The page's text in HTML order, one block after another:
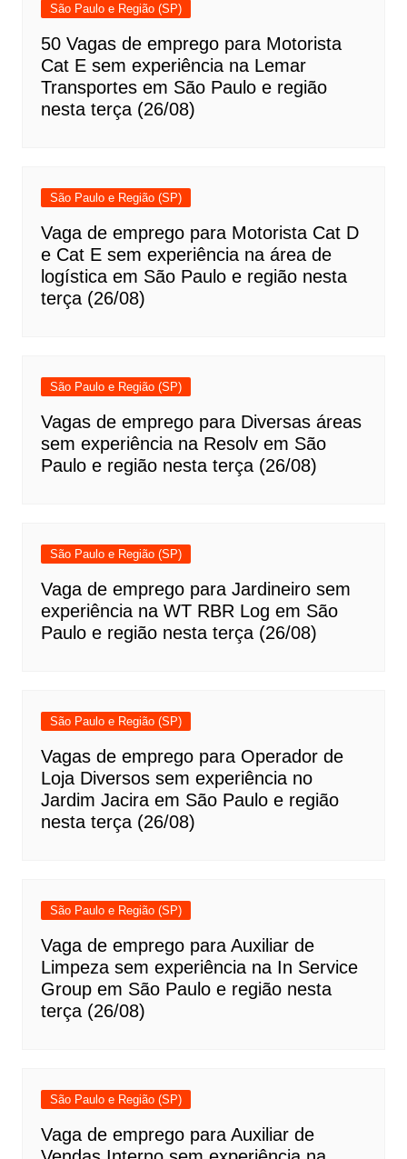
São Paulo e Região (SP)
50 Vagas de emprego para Motorista
Cat E sem experiência na Lemar
Transportes em São Paulo e região
nesta terça (26/08)
São Paulo e Região (SP)
Vaga de emprego para Motorista Cat D
e Cat E sem experiência na área de
logística em São Paulo e região nesta
terça (26/08)
São Paulo e Região (SP)
Vagas de emprego para Diversas áreas
sem experiência na Resolv em São
Paulo e região nesta terça (26/08)
São Paulo e Região (SP)
Vaga de emprego para Jardineiro sem
experiência na WT RBR Log em São
Paulo e região nesta terça (26/08)
São Paulo e Região (SP)
Vagas de emprego para Operador de
Loja Diversos sem experiência no
Jardim Jacira em São Paulo e região
nesta terça (26/08)
São Paulo e Região (SP)
Vaga de emprego para Auxiliar de
Limpeza sem experiência na In Service
Group em São Paulo e região nesta
terça (26/08)
São Paulo e Região (SP)
Vaga de emprego para Auxiliar de